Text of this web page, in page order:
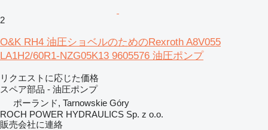
2
O&K RH4 油圧ショベルのためのRexroth A8V055
LA1H2/60R1-NZG05K13 9605576 油圧ポンプ
リクエストに応じた価格
スペア部品 - 油圧ポンプ
ポーランド, Tarnowskie Góry
ROCH POWER HYDRAULICS Sp. z o.o.
販売会社に連絡